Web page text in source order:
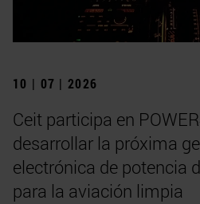
10 | 07 | 2026
Ceit participa en
desarrollar la próxima
electrónica de potencia
para la aviación limpia